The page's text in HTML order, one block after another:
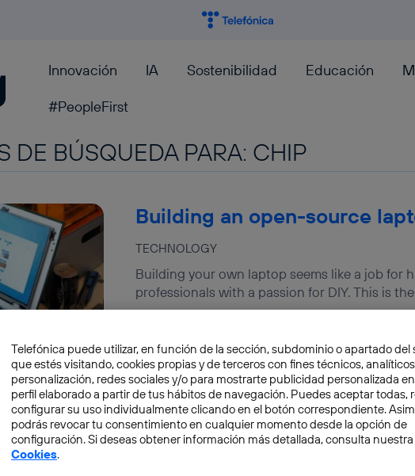
Innovación IA Sostenibilidad Educación
#PeopleFirst
DE BÚSQUEDA PARA: CHIP
TECHNOLOGY
Building an open-source
Building your own laptop seems like a job for
professionals with a passion for DIY. This is
Construyendo un portátil
Telefónica puede utilizar, en función de la sección, subdominio o apartado del
que estés visitando, cookies propias y de terceros con fines técnicos,
personalización, redes sociales y/o para mostrarte publicidad personalizada
perfil elaborado a partir de tus hábitos de navegación. Puedes aceptar todas,
configurar su uso individualmente clicando en el botón correspondiente.
podrás revocar tu consentimiento en cualquier momento desde la opción de
configuración. Si deseas obtener información más detallada, consulta nuestra
Cookies.